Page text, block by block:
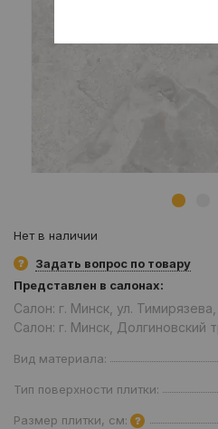
Нет в наличии
Задать вопрос по товару
Представлен в салонах:
Салон: г. Минск, ул. Тимирязева,
Салон: г. Минск, Долгиновский
Вид материала:
Тип поверхности плитки:
Размер плитки, см: